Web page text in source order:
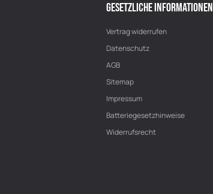
GESETZLICHE INFORMATIONEN
Vertrag widerrufen
Datenschutz
AGB
Sitemap
Impressum
Batteriegesetzhinweise
Widerrufsrecht